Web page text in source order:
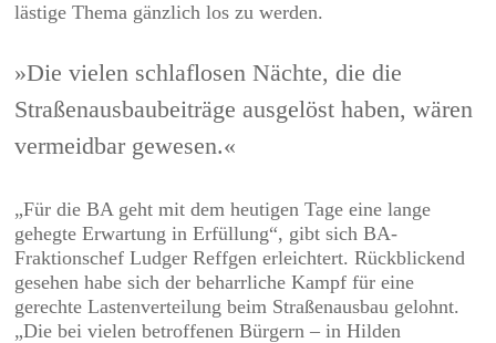
lästige Thema gänzlich los zu werden.
»Die vielen schlaflosen Nächte, die die
Straßenausbaubeiträge ausgelöst haben, wären
vermeidbar gewesen.«
„Für die BA geht mit dem heutigen Tage eine lange
gehegte Erwartung in Erfüllung“, gibt sich BA-
Fraktionschef Ludger Reffgen erleichtert. Rückblickend
gesehen habe sich der beharrliche Kampf für eine
gerechte Lastenverteilung beim Straßenausbau gelohnt.
„Die bei vielen betroffenen Bürgern – in Hilden